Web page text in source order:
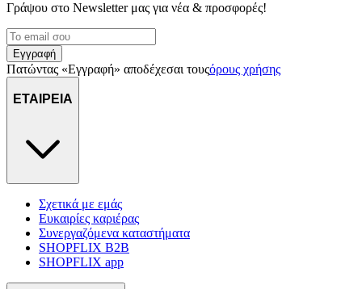
Γράψου στο Νewsletter μας για νέα & προσφορές!
Εγγραφή
Πατώντας «Εγγραφή» αποδέχεσαι τουςόρους χρήσης
ΕΤΑΙΡΕΙΑ
Σχετικά με εμάς
Ευκαιρίες καριέρας
Συνεργαζόμενα καταστήματα
SHOPFLIX B2B
SHOPFLIX app